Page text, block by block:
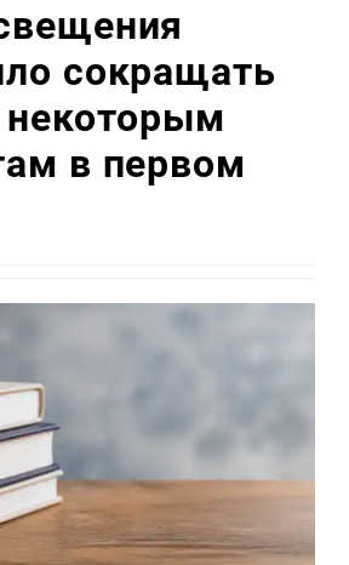
сокращать
в первом